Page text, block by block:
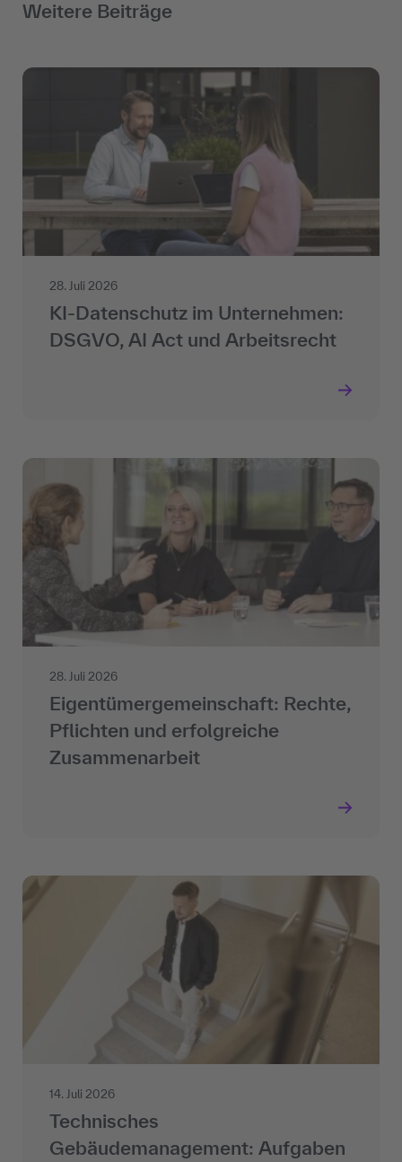
Weitere Beiträge
28. Juli 2026
KI-Datenschutz im Unternehmen:
DSGVO, AI Act und Arbeitsrecht
28. Juli 2026
Eigentümergemeinschaft: Rechte,
Pflichten und erfolgreiche
Zusammenarbeit
14. Juli 2026
Technisches
Gebäudemanagement: Aufgaben